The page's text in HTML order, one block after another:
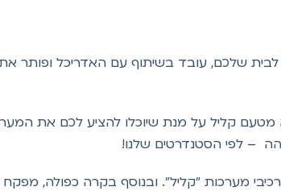
לבית שלכם, עובד בשיתוף עם האדריכל ופותר
קליל על מנת שיוכלו להציע לכם את
– לפי הסטנדרטים שלנו!
מורחבת על כלל רכיבי מערכות "קליל". ובנוסף